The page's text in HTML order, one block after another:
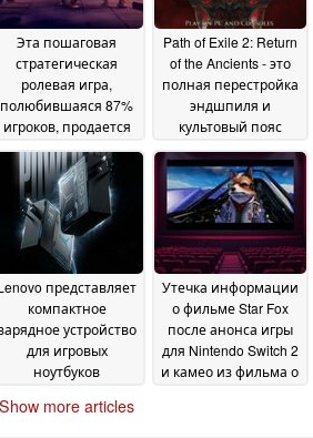
Эта пошаговая
стратегическая
ролевая игра,
полюбившаяся 87%
игроков, продается
Steam08 May 2026
Path of Exile 2: Return
of the Ancients - это
полная перестройка
эндшпиля и
культовый пояс
08 May 2026
представляет
компактное
устройство
для игровых
ноутбуков
Legion08 May 2026
Утечка информации
о фильме Star Fox
после анонса игры
для Nintendo Switch 2
и камео из фильма о
Show more articles